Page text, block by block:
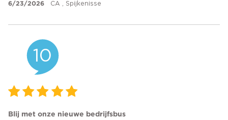
6/23/2026 CA , Spijkenisse
10
Blij met onze nieuwe bedrijfsbus